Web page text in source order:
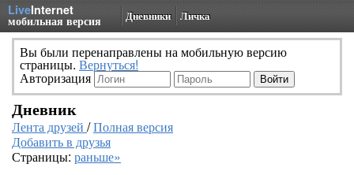
LiveInternet
мобильная версия Дневники Личка
Вы были перенаправлены на мобильную версию
страницы. Вернуться!
Авторизация
Дневник
Лента друзей /Полная версия
Добавить в друзья
Страницы: раньше»